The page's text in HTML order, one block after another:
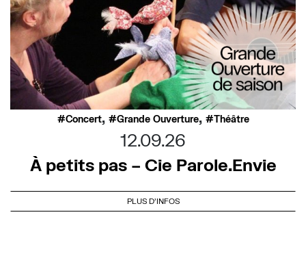
Concert, Grande Ouverture, Théâtre
12.09.26
À petits pas – Cie Parole.Envie
PLUS D'INFOS